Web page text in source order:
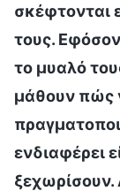
σκέφτονται
τους.
το μυαλό
μάθουν πώς
ενδιαφέρει
ξεχωρίσουν.